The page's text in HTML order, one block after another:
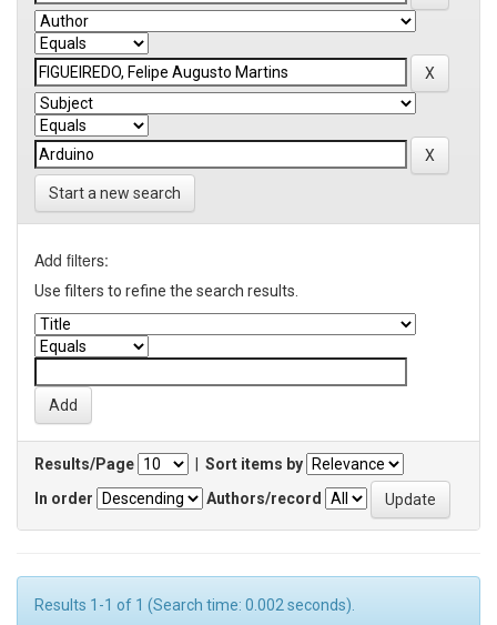
Start a new search
Add filters:
Use filters to refine the search results.
Results/Page
Sort items by
In order
Authors/record
Results 1-1 of 1 (Search time: 0.002 seconds).